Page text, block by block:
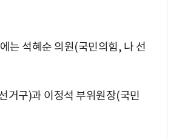
는 석혜순 의원(국민의힘, 나 선
거구)과 이정석 부위원장(국민